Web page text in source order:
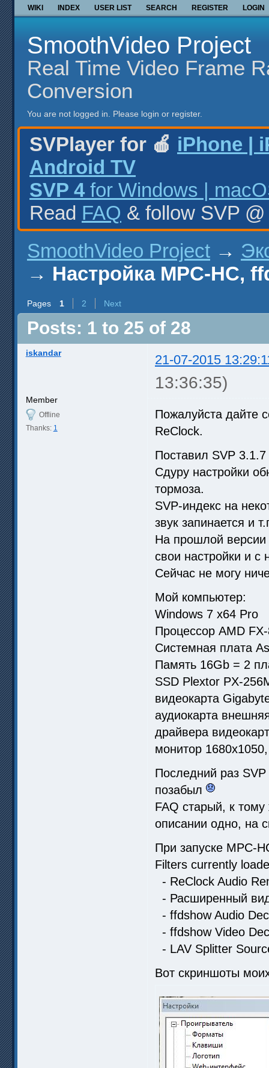
WIKI INDEX USER LIST SEARCH REGISTER LOGIN
SmoothVideo Project
Real Time Video Frame
Conversion
You are not logged in. Please login or register.
SVPlayer for 🍎 iPhone |
Android TV
SVP 4 for Windows |
Read FAQ & follow SVP
SmoothVideo Project →
→ Настройка MPC-HC,
Pages 1 2 Next
Posts: 1 to 25 of 28
iskandar 21-07-2015
13:36:35)
Member
Offline
Thanks: 1
Пожалуйста дайте
ReClock.
Поставил SVP
Сдуру настройки
тормоза.
SVP-индекс на
звук запинается и
На прошлой
свои настройки и
Сейчас не могу
Мой компьютер:
Windows 7 х64 Pro
Процессор AMD
Системная плата
Память 16Gb = 2
SSD Plextor PX-
видеокарта
аудиокарта
драйвера
монитор
Последний раз
позабыл
FAQ старый, к
описании одно, на
При запуске MPC-
Filters currently
- ReClock Audio
- Расширенный
- ffdshow Audio
- ffdshow Video
- LAV Splitter
Вот скриншоты